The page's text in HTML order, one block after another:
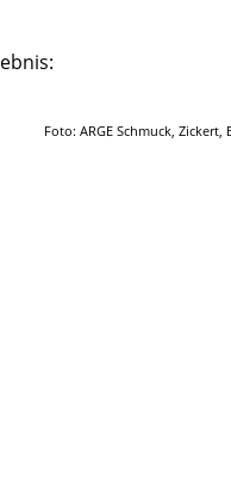
Foto: ARGE Schmuck, Zickert,